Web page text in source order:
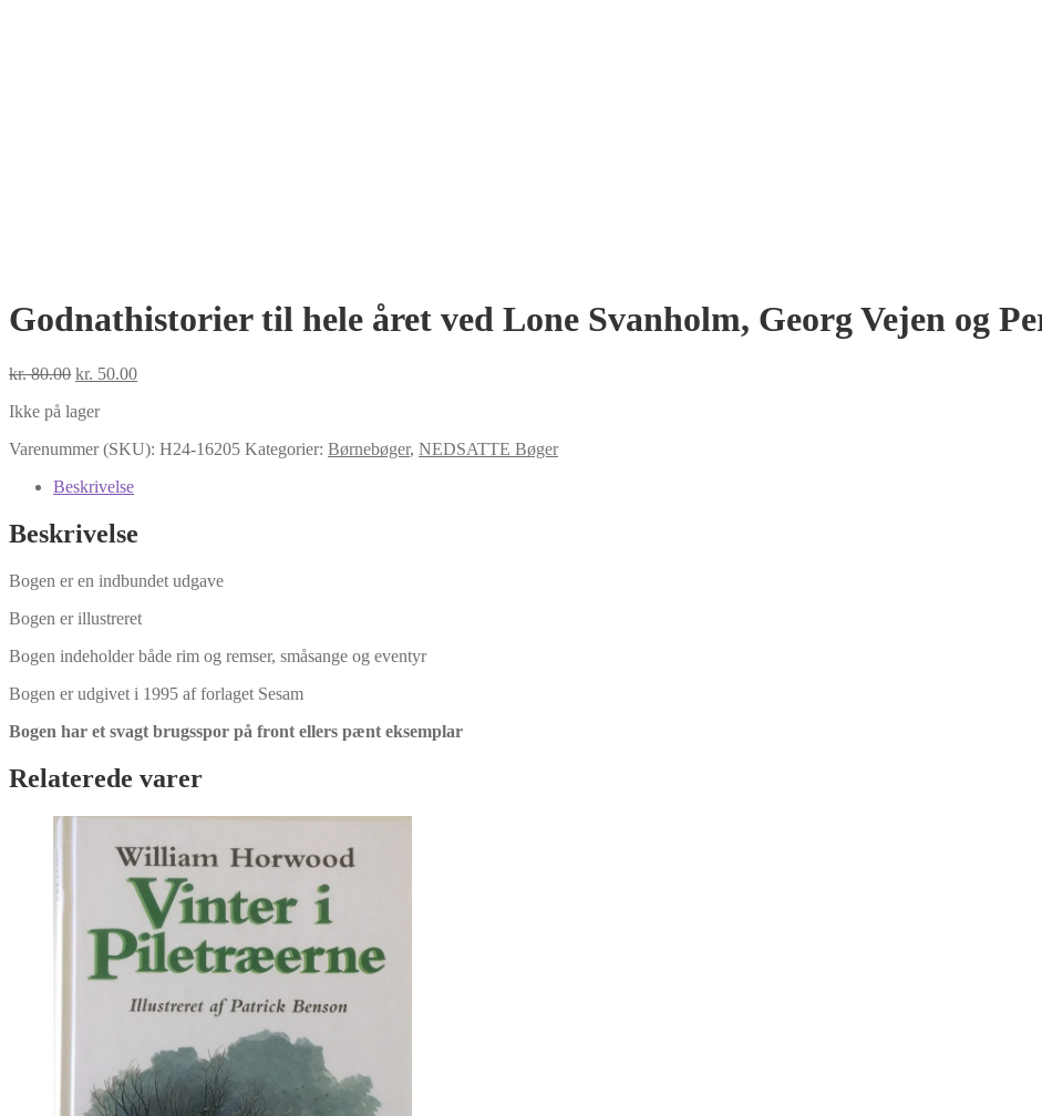
Godnathistorier til hele året ved Lone Svanholm, Georg Vejen og
kr.80.00 Den
pris
kr. 80.00.
kr. 50.00Den
kr. 50.00.
Ikke på lager
Varenummer (SKU): H24-16205 Kategorier: Børnebøger, NEDSATTE Bøger
Beskrivelse
Beskrivelse
Bogen er en indbundet udgave
Bogen er illustreret
Bogen indeholder både rim og remser, småsange og eventyr
Bogen er udgivet i 1995 af forlaget Sesam
Bogen har et svagt brugsspor på front ellers pænt eksemplar
Relaterede varer